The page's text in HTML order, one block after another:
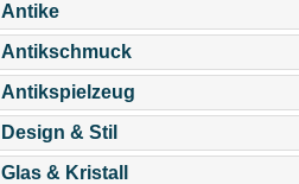
Antike
Antikschmuck
Antikspielzeug
Design & Stil
Glas & Kristall